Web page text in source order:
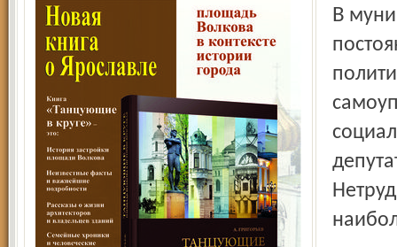
В муниципалитете шестого созыва будет четыре